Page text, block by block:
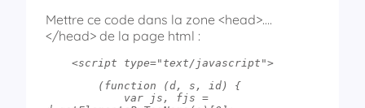
Mettre ce code dans la zone <head>….
</head> de la page html :
        (function (d, s, id) {